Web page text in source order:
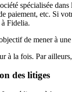
spécialisée dans
paiement, etc. Si
Fidelia.
de mener à
à la fois. Par
des litiges